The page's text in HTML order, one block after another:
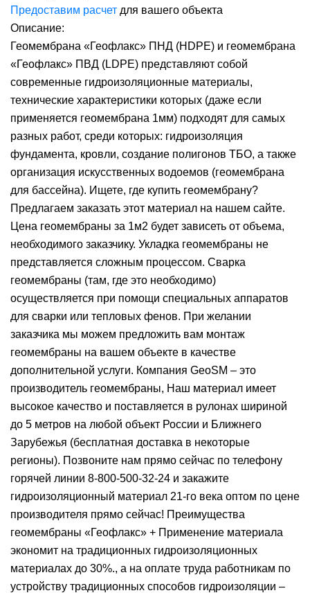
Предоставим расчет для вашего объекта
Описание:
Геомембрана «Геофлакс» ПНД (HDPE) и геомембрана
«Геофлакс» ПВД (LDPE) представляют собой
современные гидроизоляционные материалы,
технические характеристики которых (даже если
применяется геомембрана 1мм) подходят для самых
разных работ, среди которых: гидроизоляция
фундамента, кровли, создание полигонов ТБО, а также
организация искусственных водоемов (геомембрана
для бассейна). Ищете, где купить геомембрану?
Предлагаем заказать этот материал на нашем сайте.
Цена геомембраны за 1м2 будет зависеть от объема,
необходимого заказчику. Укладка геомембраны не
представляется сложным процессом. Сварка
геомембраны (там, где это необходимо)
осуществляется при помощи специальных аппаратов
для сварки или тепловых фенов. При желании
заказчика мы можем предложить вам монтаж
геомембраны на вашем объекте в качестве
дополнительной услуги. Компания GeoSM – это
производитель геомембраны, Наш материал имеет
высокое качество и поставляется в рулонах шириной
до 5 метров на любой объект России и Ближнего
Зарубежья (бесплатная доставка в некоторые
регионы). Позвоните нам прямо сейчас по телефону
горячей линии 8-800-500-32-24 и закажите
гидроизоляционный материал 21-го века оптом по цене
производителя прямо сейчас! Преимущества
геомембраны «Геофлакс» + Применение материала
экономит на традиционных гидроизоляционных
материалах до 30%., а на оплате труда работникам по
устройству традиционных способов гидроизоляции –